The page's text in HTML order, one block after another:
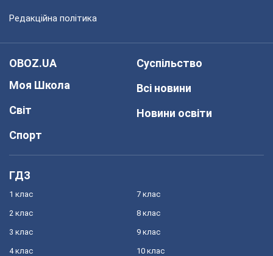
Редакційна політика
OBOZ.UA
Моя Школа
Світ
Спорт
Суспільство
Всі новини
Новини освіти
ГДЗ
1 клас
2 клас
3 клас
4 клас
7 клас
8 клас
9 клас
10 клас